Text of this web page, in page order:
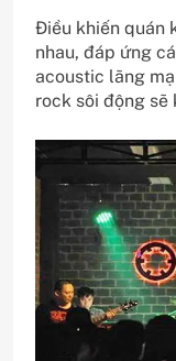
Điều khiến quán
nhau, đáp ứng
acoustic lãng
rock sôi động sẽ